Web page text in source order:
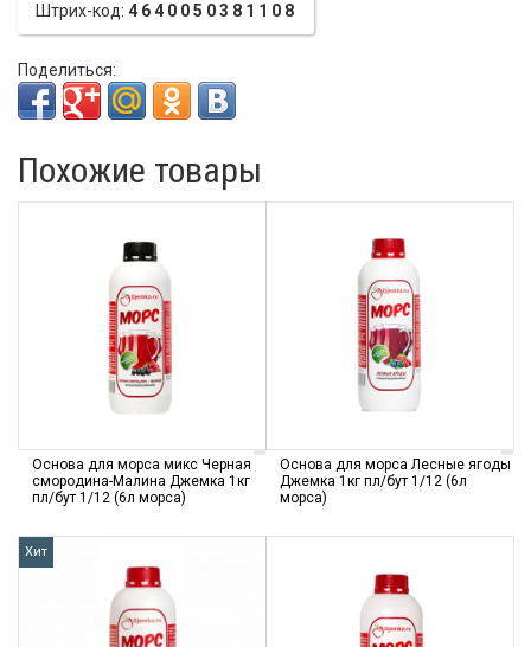
Штрих-код: 4640050381108
Поделиться:
Похожие товары
Основа для морса микс Черная
смородина-Малина Джемка 1кг
пл/бут 1/12 (6л морса)
Основа для морса Лесные ягоды
Джемка 1кг пл/бут 1/12 (6л
морса)
Хит